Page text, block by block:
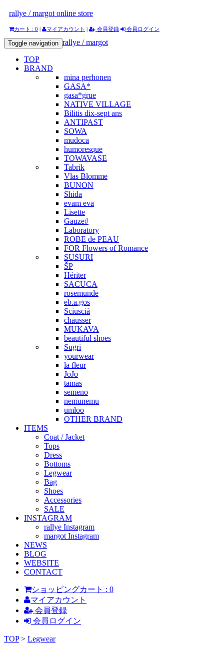
rallye / margot online store
カート : 0 | マイアカウント | 会員登録 会員ログイン
rallye / margot
Toggle navigation
TOP
BRAND
mina perhonen
GASA*
gasa*grue
NATIVE VILLAGE
Bilitis dix-sept ans
ANTIPAST
SOWA
mudoca
humoresque
TOWAVASE
Tabrik
Vlas Blomme
BUNON
Shida
evam eva
Lisette
Gauze#
Laboratory
ROBE de PEAU
FOR Flowers of Romance
SUSURI
ŠP
Hériter
SACUCA
rosemunde
eb.a.gos
Sciuscià
chausser
MUKAVA
beautiful shoes
Sugri
yourwear
la fleur
JoJo
tamas
semeno
nemunemu
umloo
OTHER BRAND
ITEMS
Coat / Jacket
Tops
Dress
Bottoms
Legwear
Bag
Shoes
Accessories
SALE
INSTAGRAM
rallye Instagram
margot Instagram
NEWS
BLOG
WEBSITE
CONTACT
ショッピングカート : 0
マイアカウント
会員登録
会員ログイン
TOP > Legwear